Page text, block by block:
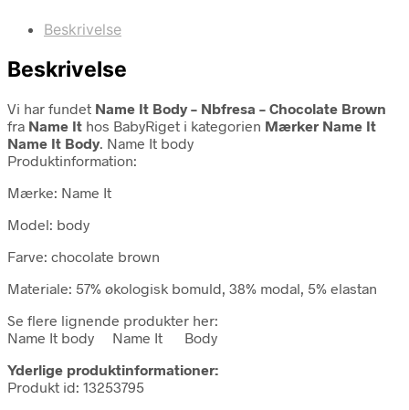
Beskrivelse
Beskrivelse
Vi har fundet Name It Body – Nbfresa – Chocolate Brown
fra Name It hos BabyRiget i kategorien Mærker Name It
Name It Body. Name It body
Produktinformation:
Mærke: Name It
Model: body
Farve: chocolate brown
Materiale: 57% økologisk bomuld, 38% modal, 5% elastan
Se flere lignende produkter her:
Name It body Name It Body
Yderlige produktinformationer:
Produkt id: 13253795